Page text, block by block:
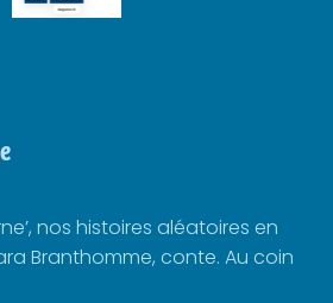
nos histoires aléatoires en
Branthomme, conte. Au coin